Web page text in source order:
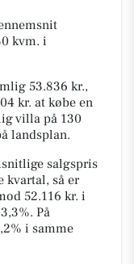
kvm. i
53.836 kr.,
kr. at købe en
villa på 130
landsplan.
salgspris
kvartal, så er
52.116 kr. i
På
i samme